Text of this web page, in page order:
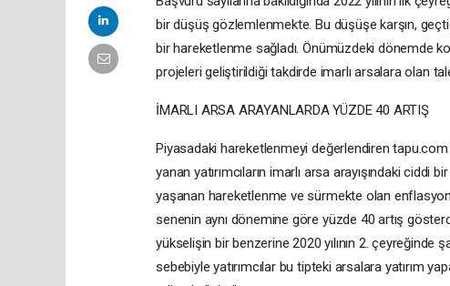
bir düşüş gözlemlenmekte. Bu düşüşe karşın,
bir hareketlenme sağladı. Önümüzdeki dönemde
projeleri geliştirildiği takdirde imarlı arsalara olan
İMARLI ARSA ARAYANLARDA YÜZDE 40 ARTIŞ
Piyasadaki hareketlenmeyi değerlendiren
yanan yatırımcıların imarlı arsa arayışındaki
yaşanan hareketlenme ve sürmekte olan enflasyon
senenin aynı dönemine göre yüzde 40 artış
yükselişin bir benzerine 2020 yılının 2.
sebebiyle yatırımcılar bu tipteki arsalara yatırım